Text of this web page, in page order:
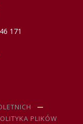
171
PLIKÓW